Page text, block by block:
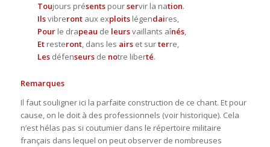
Toujours présents pourservir la nation.
Ilsvibreront aux exploits légendaires,
Pour le drapeau de leursvaillants aînés,
Et resteront, dans les airs et surterre,
Lesdéfenseursde notre liberté.
Remarques
Il faut souligner ici la parfaite construction de ce chant. Et pour
cause, on le doit à des professionnels (voir historique). Cela
n’est hélas pas si coutumier dans le répertoire militaire
français dans lequel on peut observer de nombreuses